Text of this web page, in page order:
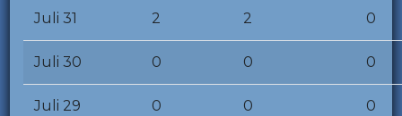
Juli 31 2 2 0
Juli 30 0 0 0
Juli 29 0 0 0